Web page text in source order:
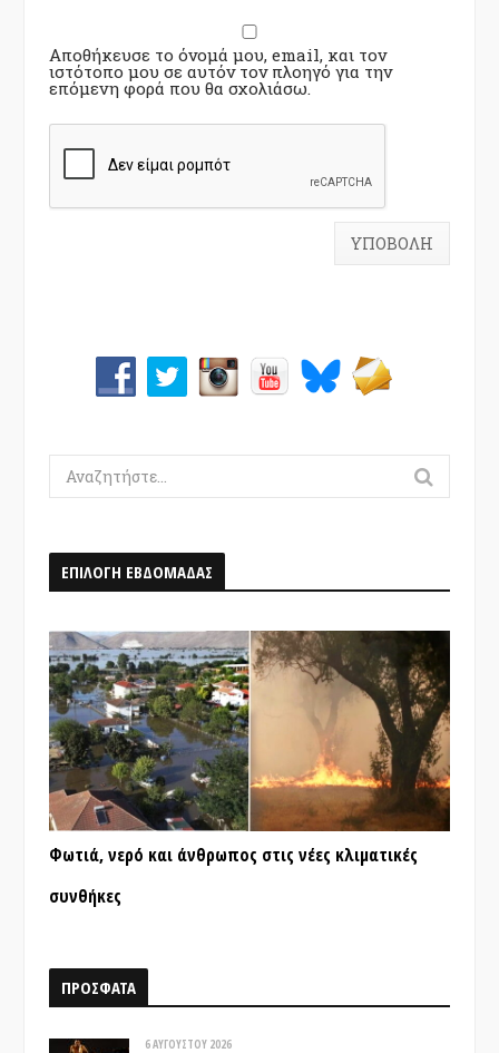
Αποθήκευσε το όνομά μου, email, και τον
ιστότοπο μου σε αυτόν τον πλοηγό για την
επόμενη φορά που θα σχολιάσω.
Search
for:
ΕΠΙΛΟΓΗ ΕΒΔΟΜΑΔΑΣ
Φωτιά, νερό και άνθρωπος στις νέες κλιματικές
συνθήκες
ΠΡΟΣΦΑΤΑ
6 ΑΥΓΟΎΣΤΟΥ 2026